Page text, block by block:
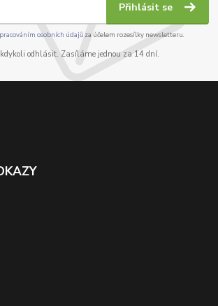
Přihlásit se
osobních údajůza účelem rozesílky newsletteru.
kdykoli odhlásit. Zasíláme jednou za 14 dní.